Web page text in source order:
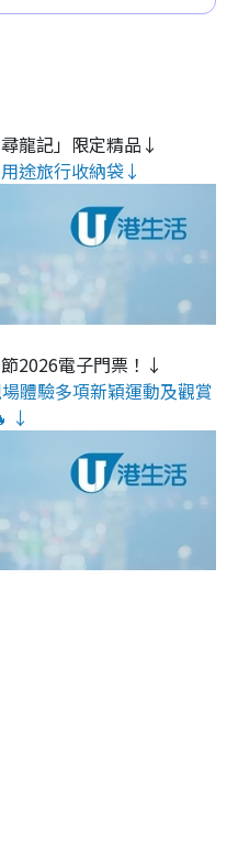
龍記」限定精品↓
途旅行收納袋↓
2026電子門票！↓
體驗多項新穎運動及觀賞
↓